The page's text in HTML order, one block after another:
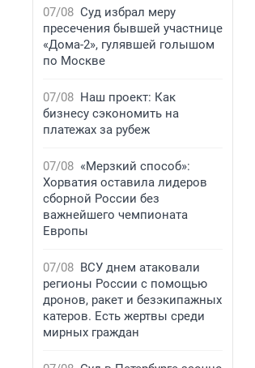
07/08 Суд избрал меру
пресечения бывшей участнице
«Дома-2», гулявшей голышом
по Москве
07/08 Наш проект: Как
бизнесу сэкономить на
платежах за рубеж
07/08 «Мерзкий способ»:
Хорватия оставила лидеров
сборной России без
важнейшего чемпионата
Европы
07/08 ВСУ днем атаковали
регионы России с помощью
дронов, ракет и безэкипажных
катеров. Есть жертвы среди
мирных граждан